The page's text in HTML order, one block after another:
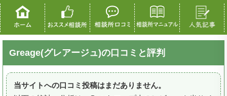
Greage(グレアージュ)の口コミと評判
当サイトへの口コミ投稿はまだありません。